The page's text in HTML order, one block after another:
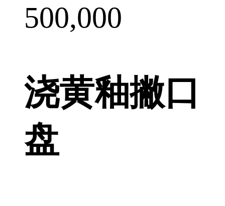
500,000
浇黄釉撇口
盘